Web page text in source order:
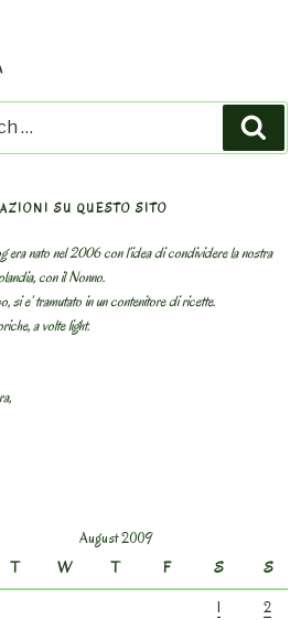
SU QUESTO SITO
era nato nel 2006 con l’idea di condividere la nostra
con il Nonno.
si e’ tramutato in un contenitore di ricette.
a volte light.
August 2009
T W T F S
S
1
2